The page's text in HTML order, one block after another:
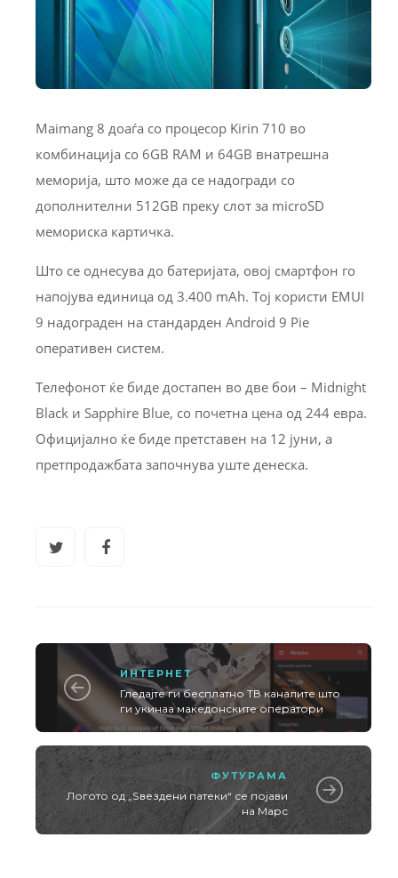
Maimang 8 доаѓа со процесор Kirin 710 во
комбинација со 6GB RAM и 64GB внатрешна
меморија, што може да се надогради со
дополнителни 512GB преку слот за microSD
мемориска картичка.
Што се однесува до батеријата, овој смартфон го
напојува единица од 3.400 mAh. Тој користи EMUI
9 надограден на стандарден Android 9 Pie
оперативен систем.
Телефонот ќе биде достапен во две бои – Midnight
Black и Sapphire Blue, со почетна цена од 244 евра.
Официјално ќе биде претставен на 12 јуни, а
претпродажбата започнува уште денеска.
ИНТЕРНЕТ
Гледајте ги бесплатно ТВ каналите што
ги укинаа македонските оператори
ФУТУРАМА
Логото од „Ѕвездени патеки“ се појави
на Марс